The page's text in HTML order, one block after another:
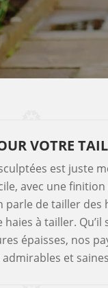
VOTRE
est juste
avec une
de tailler des
à tailler. Qu’il
épaisses, nos
admirables et